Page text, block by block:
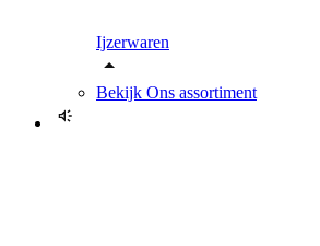
Ijzerwaren
Bekijk Ons assortiment